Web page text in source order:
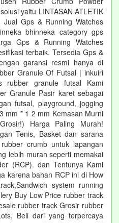
yaitu LINTASAN ATLETIK
Jual Gps & Running Watches
bhinneka category gps
Gps & Running Watches
terbaik. Tersedia Gps &
garansi resmi hanya di
Granule Of Futsal | inkuiri
rubber granule futsal Kami
Granule Pasir karet sebagai
futsal, playground, jogging
mm * 1 2 mm Kemasan Murni
Harga Paling Murah!
Tenis, Basket dan sarana
crumb untuk lapangan
lebih murah seperti memakai
(RCP). dan Tentunya Kami
karena bahan RCP ini di How
system running
Buy Low Price rubber track
rubber track Grosir rubber
Beli dari yang terpercaya